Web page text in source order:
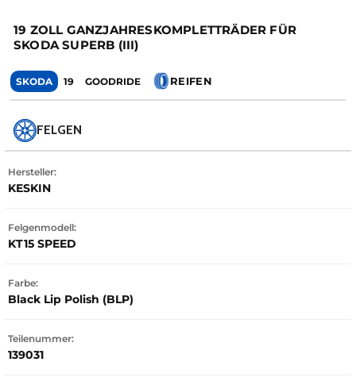
19 ZOLL GANZJAHRESKOMPLETTRÄDER FÜR
SKODA SUPERB (III)
SKODA 19 GOODRIDE REIFEN
FELGEN
Hersteller:
KESKIN
Felgenmodell:
KT15 SPEED
Farbe:
Black Lip Polish (BLP)
Teilenummer:
139031